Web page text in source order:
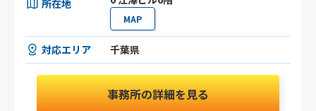
所在地
MAP
対応エリア 千葉県
事務所の詳細を見る